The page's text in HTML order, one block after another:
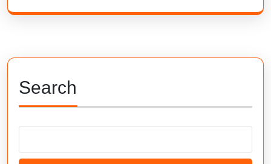
Search